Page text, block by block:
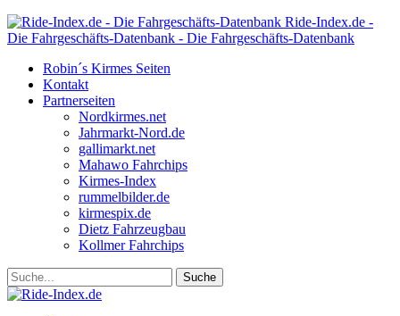
Ride-Index.de -
Die Fahrgeschäfts-Datenbank - Die Fahrgeschäfts-Datenbank
Robin´s Kirmes Seiten
Kontakt
Partnerseiten
Nordkirmes.net
Jahrmarkt-Nord.de
gallimarkt.net
Mahawo Fahrchips
Kirmes-Index
rummelbilder.de
kirmespix.de
Dietz Fahrzeugbau
Kollmer Fahrchips